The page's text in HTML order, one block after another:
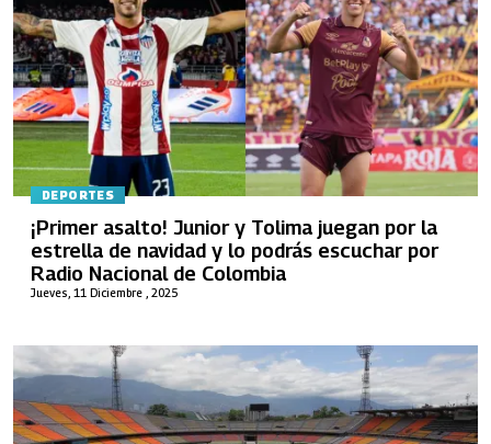
DEPORTES
Jueves, 11 Diciembre , 2025
¡Primer asalto! Junior y Tolima juegan por la
estrella de navidad y lo podrás escuchar por
Radio Nacional de Colombia